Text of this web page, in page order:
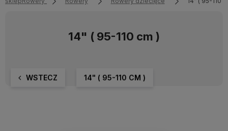
14" ( 95-110 cm )
WSTECZ 14" ( 95-110 CM )